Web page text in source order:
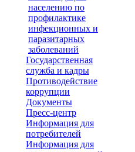
населению по
профилактике
инфекционных и
паразитарных
заболеваний
Государственная
служба и кадры
Противодействие
коррупции
Документы
Пресс-центр
Информация для
потребителей
Информация для